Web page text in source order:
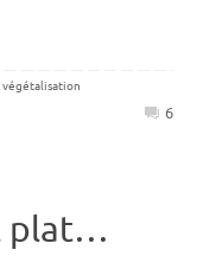
végétalisation
6
plat…